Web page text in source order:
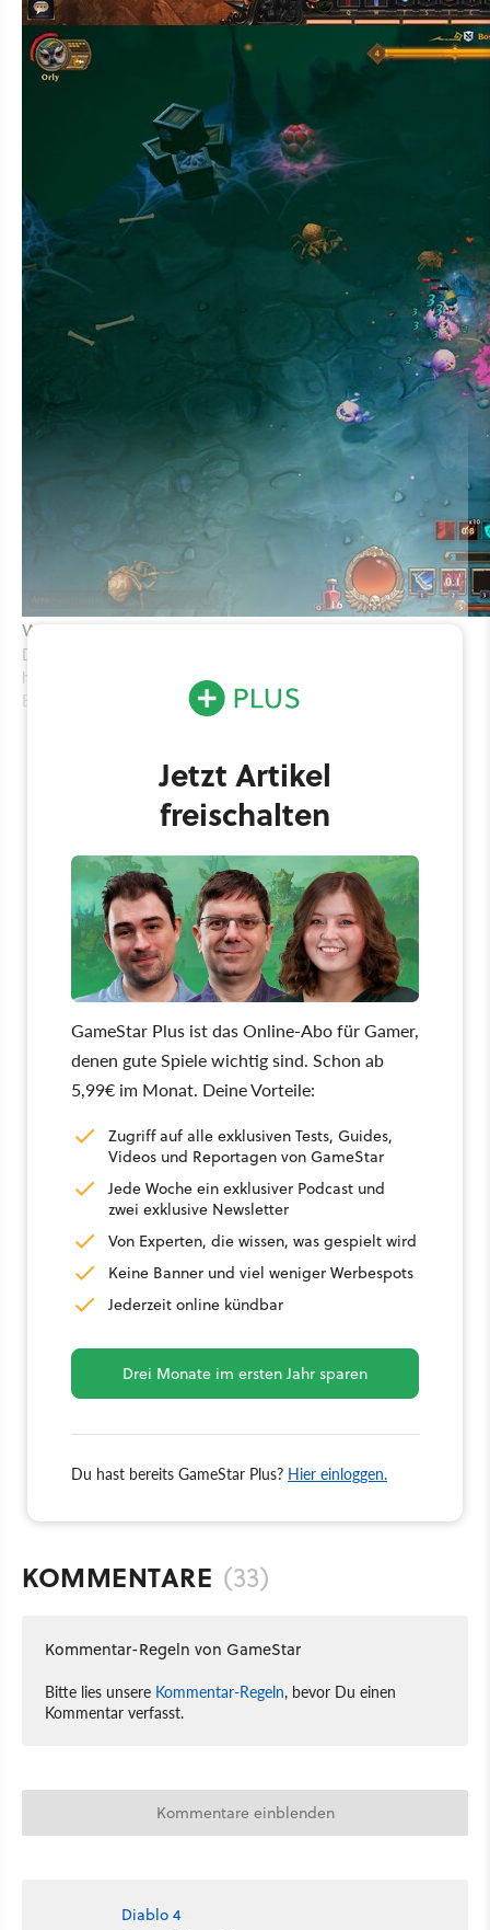
Wolcen: Lords of Mayhem
Die zwei großen, klassischen Hack & Slays des Jahres 2020 sind
hoffnungsvoll gestartet, entpuppten sich am Ende aber als bittere
Enttäuschungen.
Jetzt Artikel
freischalten
GameStar Plus ist das Online-Abo für Gamer,
denen gute Spiele wichtig sind. Schon ab
5,99€ im Monat. Deine Vorteile:
Zugriff auf alle exklusiven Tests, Guides,
Videos und Reportagen von GameStar
Jede Woche ein exklusiver Podcast und
zwei exklusive Newsletter
Von Experten, die wissen, was gespielt wird
Keine Banner und viel weniger Werbespots
Jederzeit online kündbar
Drei Monate im ersten Jahr sparen
Du hast bereits GameStar Plus? Hier einloggen.
KOMMENTARE (33)
Kommentar-Regeln von GameStar
Bitte lies unsere Kommentar-Regeln, bevor Du einen
Kommentar verfasst.
Kommentare einblenden
Diablo 4